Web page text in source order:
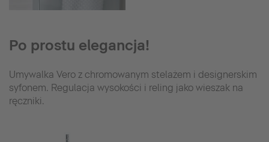
Po prostu elegancja!
Umywalka Vero z chromowanym stelażem i designerskim
syfonem. Regulacja wysokości i reling jako wieszak na
ręczniki.